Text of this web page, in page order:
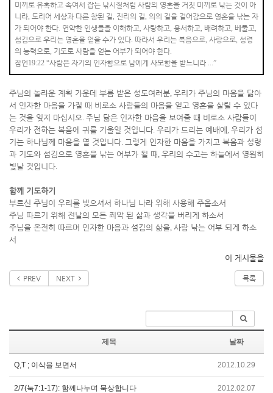
미끼로 유혹하고 속여서 잡는 낚시질처럼 사람의 영혼을 거짓 미끼로 낚는 것이 아
니라, 도리어 세상과 다른 참된 길, 진리의 길, 의의 길을 걸어감으로 영혼을 낚는 자
가 되어야 한다. 연약한 인생들을 이해하고, 사랑하고, 용서하고, 배려하고, 베풀고,
섬김으로 우리는 영혼을 얻을 수가 있다. 따라서 우리는 복음으로, 사랑으로, 성령
의 능력으로, 기도로 사람을 얻는 어부가 되어야 한다.
잠언19:22 “사람은 자기의 인자함으로 남에게 사모함을 받느니라 ...”
주님의 놀라운 계획 가운데 부름 받은 성도여러분, 우리가 주님의 마음을 닮아
서 인자한 마음을 가질 때 비로소 사람들의 마음을 얻고 영혼을 살릴 수 있다
는 것을 잊지 마십시오. 주님 닮은 인자한 마음을 보여줄 때 비로소 사람들이
우리가 전하는 복음에 귀를 기울일 것입니다. 우리가 드리는 예배에 , 우리가 섬
기는 하나님께 마음을 열 것입니다. 그렇게 인자한 마음을 가지고 복음과 성령
과 기도와 섬김으로 영혼을 낚는 어부가 될 때 , 우리의 수고는 하늘에서 영원히
빛날 것입니다.
함께 기도하기
부르신 주님이 우리를 빚으셔서 하나님 나라 위해 사용해 주옵소서
주님 따르기 위해 전날의 모든 죄악 된 삶과 생각을 버리게 하소서
주님을 온전히 따르며 인자한 마음과 섬김의 삶을, 사람 낚는 어부 되게 하소
서
이 게시물을
PREV NEXT 목록
제목 날짜
Q,T ; 이삭을 보면서 2012.10.29
2/7(눅7:1-17): 함께나누며 묵상합니다 2012.02.07